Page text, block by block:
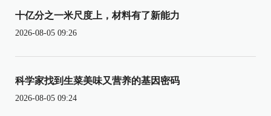
十亿分之一米尺度上，材料有了新能力
2026-08-05 09:26
科学家找到生菜美味又营养的基因密码
2026-08-05 09:24